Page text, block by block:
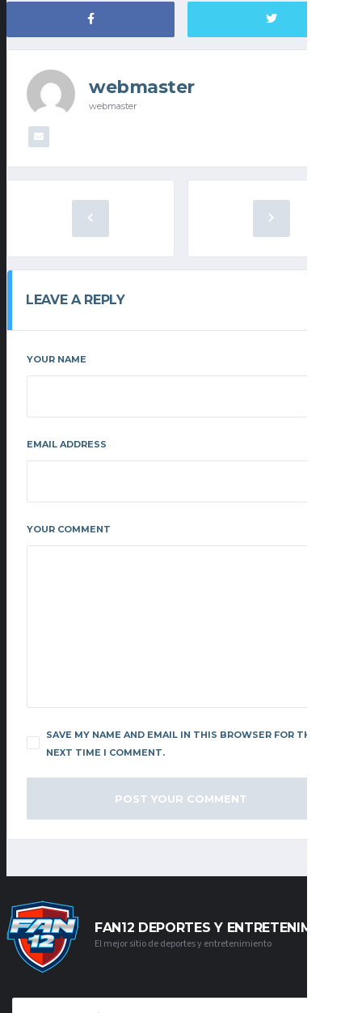
webmaster
webmaster
LEAVE A REPLY
YOUR NAME
EMAIL ADDRESS
YOUR COMMENT
SAVE MY NAME AND EMAIL IN THIS BROWSER FOR THE
NEXT TIME I COMMENT.
FAN12 DEPORTES Y ENTRETENIMIENTO
El mejor sitio de deportes y entretenimiento